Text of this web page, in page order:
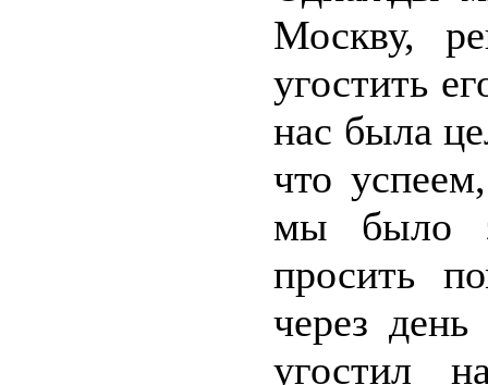
Москву,
угостить
нас была
что
мы было
просить
через
угостил